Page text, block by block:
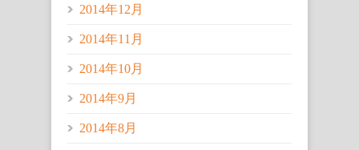
2014年12月
2014年11月
2014年10月
2014年9月
2014年8月